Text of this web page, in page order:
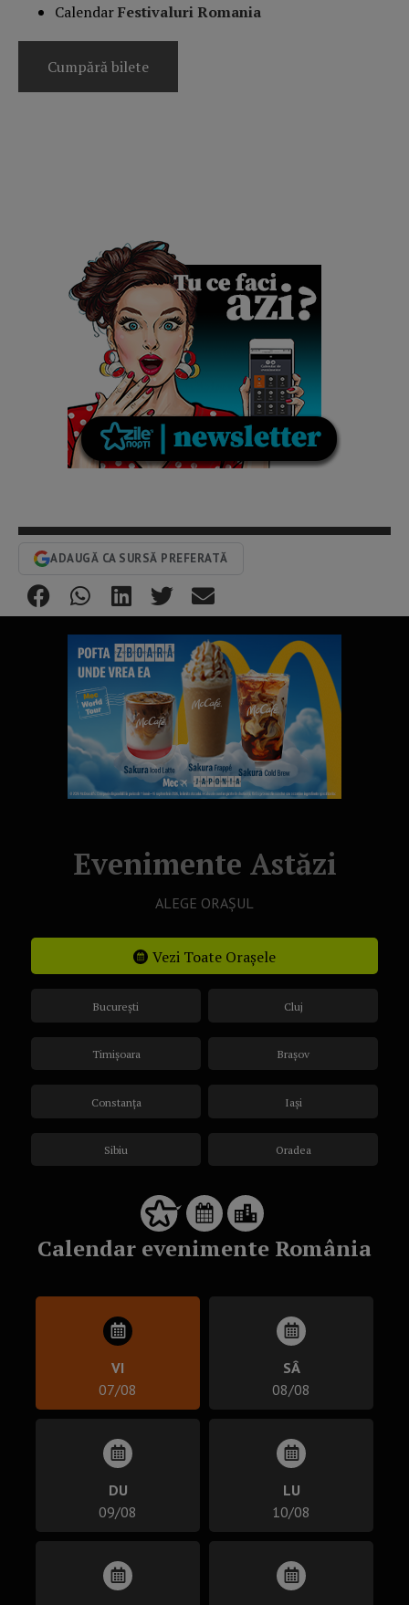
CalendarFestivaluri Romania
Cumpără bilete
ADAUGĂ CA SURSĂ PREFERATĂ
Evenimente Astăzi
ALEGE ORAȘUL
Vezi Toate Orașele
București
Timișoara
Constanța
Sibiu
Cluj
Brașov
Iași
Oradea
Calendar evenimente România
VI
07/08
SÂ
08/08
DU
09/08
LU
10/08